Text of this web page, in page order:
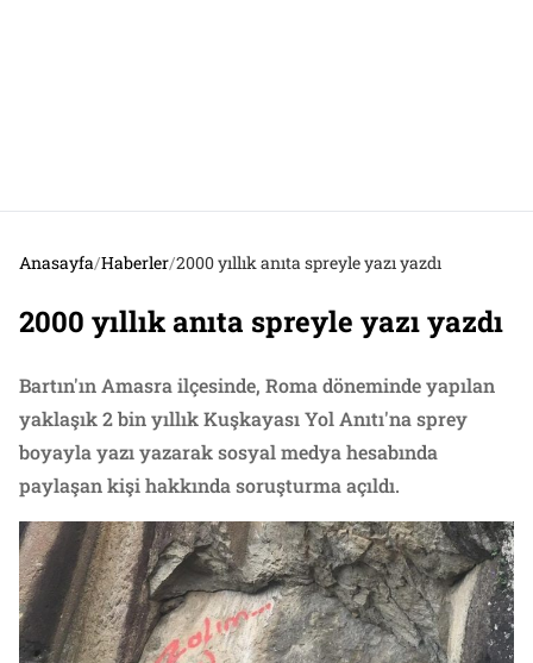
Anasayfa/Haberler/2000 yıllık anıta spreyle yazı yazdı
2000 yıllık anıta spreyle yazı yazdı
Bartın'ın Amasra ilçesinde, Roma döneminde yapılan
yaklaşık 2 bin yıllık Kuşkayası Yol Anıtı'na sprey
boyayla yazı yazarak sosyal medya hesabında
paylaşan kişi hakkında soruşturma açıldı.